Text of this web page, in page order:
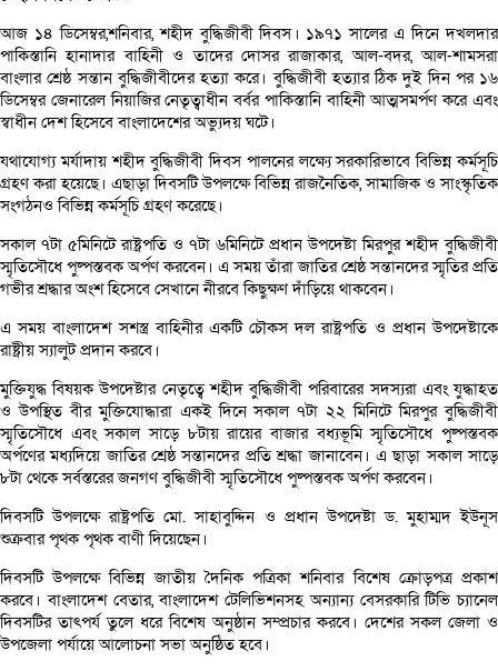
আজ ১৪ ডিসেম্বর,শনিবার, শহীদ বুদ্ধিজীবী দিবস। ১৯৭১ সালের এ দিনে দখলদার
পাকিস্তানি হানাদার বাহিনী ও তাদের দোসর রাজাকার, আল-বদর, আল-শামসরা
বাংলার শ্রেষ্ঠ সন্তান বুদ্ধিজীবীদের হত্যা করে। বুদ্ধিজীবী হত্যার ঠিক দুই দিন পর ১৬
ডিসেম্বর জেনারেল নিয়াজির নেতৃত্বাধীন বর্বর পাকিস্তানি বাহিনী আত্মসমর্পণ করে এবং
স্বাধীন দেশ হিসেবে বাংলাদেশের অভ্যুদয় ঘটে।
যথাযোগ্য মর্যাদায় শহীদ বুদ্ধিজীবী দিবস পালনের লক্ষ্যে সরকারিভাবে বিভিন্ন কর্মসূচি
গ্রহণ করা হয়েছে। এছাড়া দিবসটি উপলক্ষে বিভিন্ন রাজনৈতিক, সামাজিক ও সাংস্কৃতিক
সংগঠনও বিভিন্ন কর্মসূচি গ্রহণ করেছে।
সকাল ৭টা ৫মিনিটে রাষ্ট্রপতি ও ৭টা ৬মিনিটে প্রধান উপদেষ্টা মিরপুর শহীদ বুদ্ধিজীবী
স্মৃতিসৌধে পুষ্পস্তবক অর্পণ করবেন। এ সময় তাঁরা জাতির শ্রেষ্ঠ সন্তানদের স্মৃতির প্রতি
গভীর শ্রদ্ধার অংশ হিসেবে সেখানে নীরবে কিছুক্ষণ দাঁড়িয়ে থাকবেন।
এ সময় বাংলাদেশ সশস্ত্র বাহিনীর একটি চৌকস দল রাষ্ট্রপতি ও প্রধান উপদেষ্টাকে
রাষ্ট্রীয় স্যালুট প্রদান করবে।
মুক্তিযুদ্ধ বিষয়ক উপদেষ্টার নেতৃত্বে শহীদ বুদ্ধিজীবী পরিবারের সদস্যরা এবং যুদ্ধাহত
ও উপস্থিত বীর মুক্তিযোদ্ধারা একই দিনে সকাল ৭টা ২২ মিনিটে মিরপুর বুদ্ধিজীবী
স্মৃতিসৌধে এবং সকাল সাড়ে ৮টায় রায়ের বাজার বধ্যভূমি স্মৃতিসৌধে পুষ্পস্তবক
অর্পণের মধ্যদিয়ে জাতির শ্রেষ্ঠ সন্তানদের প্রতি শ্রদ্ধা জানাবেন। এ ছাড়া সকাল সাড়ে
৮টা থেকে সর্বস্তরের জনগণ বুদ্ধিজীবী স্মৃতিসৌধে পুষ্পস্তবক অর্পণ করবেন।
দিবসটি উপলক্ষে রাষ্ট্রপতি মো. সাহাবুদ্দিন ও প্রধান উপদেষ্টা ড. মুহাম্মদ ইউনূস
শুক্রবার পৃথক পৃথক বাণী দিয়েছেন।
দিবসটি উপলক্ষে বিভিন্ন জাতীয় দৈনিক পত্রিকা শনিবার বিশেষ ক্রোড়পত্র প্রকাশ
করবে। বাংলাদেশ বেতার, বাংলাদেশ টেলিভিশনসহ অন্যান্য বেসরকারি টিভি চ্যানেল
দিবসটির তাৎপর্য তুলে ধরে বিশেষ অনুষ্ঠান সম্প্রচার করবে। দেশের সকল জেলা ও
উপজেলা পর্যায়ে আলোচনা সভা অনুষ্ঠিত হবে।